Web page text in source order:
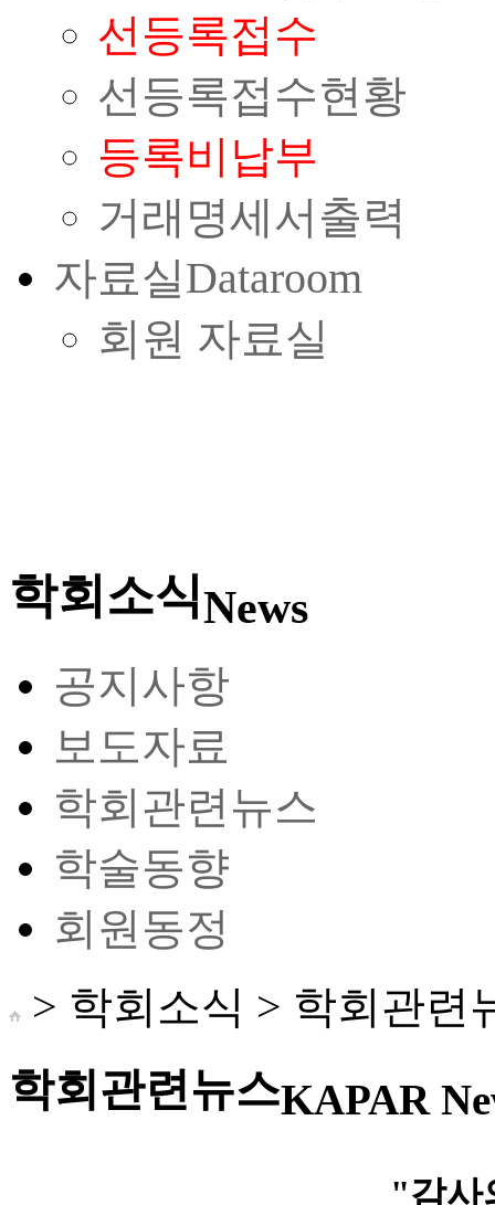
선등록접수
선등록접수현황
등록비납부
거래명세서출력
자료실Dataroom
회원 자료실
학회소식News
공지사항
보도자료
학회관련뉴스
학술동향
회원동정
> 학회소식 > 학회관련
학회관련뉴스KAPAR
"감사